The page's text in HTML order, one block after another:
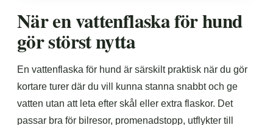
När en vattenflaska för hund
gör störst nytta
En vattenflaska för hund är särskilt praktisk när du gör
kortare turer där du vill kunna stanna snabbt och ge
vatten utan att leta efter skål eller extra flaskor. Det
passar bra för bilresor, promenadstopp, utflykter till